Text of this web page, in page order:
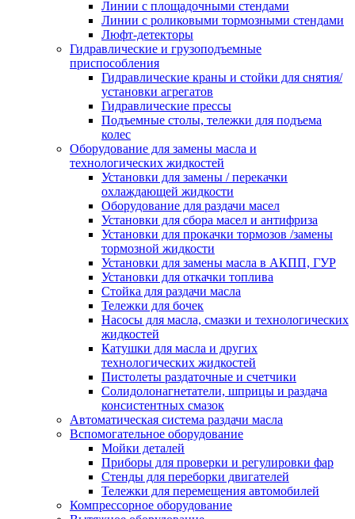
Линии с площадочными стендами
Линии с роликовыми тормозными стендами
Люфт-детекторы
Гидравлические и грузоподъемные
приспособления
Гидравлические краны и стойки для снятия/
установки агрегатов
Гидравлические прессы
Подъемные столы, тележки для подъема
колес
Оборудование для замены масла и
технологических жидкостей
Установки для замены / перекачки
охлаждающей жидкости
Оборудование для раздачи масел
Установки для сбора масел и антифриза
Установки для прокачки тормозов /замены
тормозной жидкости
Установки для замены масла в АКПП, ГУР
Установки для откачки топлива
Стойка для раздачи масла
Тележки для бочек
Насосы для масла, смазки и технологических
жидкостей
Катушки для масла и других
технологических жидкостей
Пистолеты раздаточные и счетчики
Солидолонагнетатели, шприцы и раздача
консистентных смазок
Автоматическая система раздачи масла
Вспомогательное оборудование
Мойки деталей
Приборы для проверки и регулировки фар
Стенды для переборки двигателей
Тележки для перемещения автомобилей
Компрессорное оборудование